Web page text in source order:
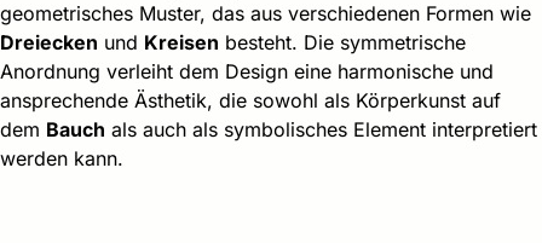
geometrisches Muster, das aus verschiedenen Formen wie
Dreiecken und Kreisen besteht. Die symmetrische
Anordnung verleiht dem Design eine harmonische und
ansprechende Ästhetik, die sowohl als Körperkunst auf
dem Bauch als auch als symbolisches Element interpretiert
werden kann.